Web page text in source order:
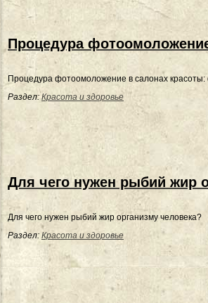
Процедура
Процедура фотоомоложение в салонах
Раздел: Красота и здоровье
Для чего нужен рыбий жир
Для чего нужен рыбий жир организму человека?
Раздел: Красота и здоровье